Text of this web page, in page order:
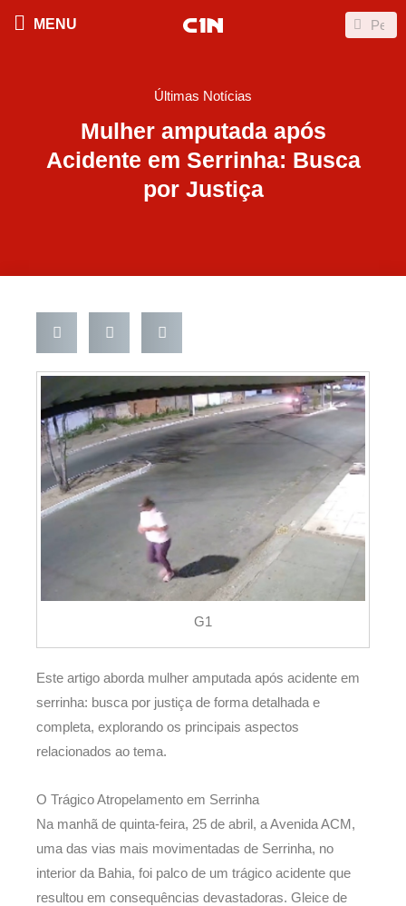
para
MENU Search
Search
Últimas Notícias
Mulher amputada após
Acidente em Serrinha: Busca
por Justiça
G1
Este artigo aborda mulher amputada após acidente em
serrinha: busca por justiça de forma detalhada e
completa, explorando os principais aspectos
relacionados ao tema.
O Trágico Atropelamento em Serrinha
Na manhã de quinta-feira, 25 de abril, a Avenida ACM,
uma das vias mais movimentadas de Serrinha, no
interior da Bahia, foi palco de um trágico acidente que
resultou em consequências devastadoras. Gleice de